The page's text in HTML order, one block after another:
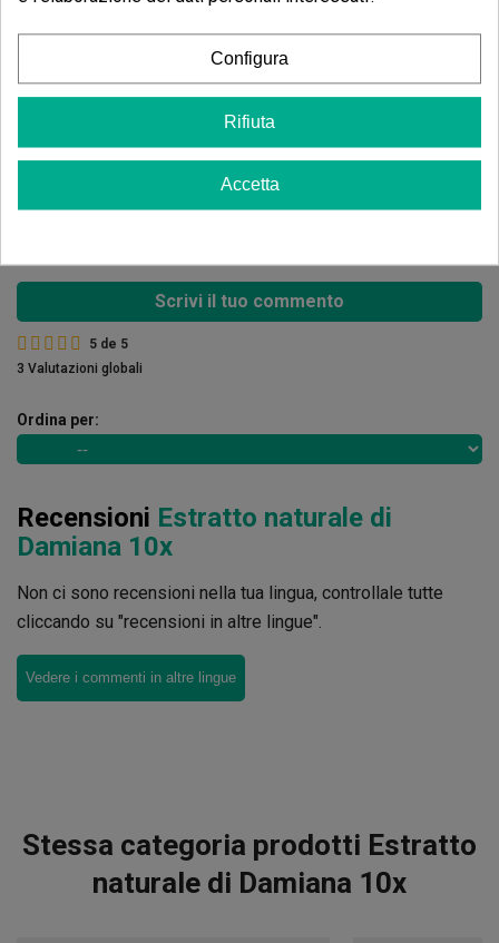
5 estrelle
100.00%
2 estrelle
0.00%
Scrivi il tuo commento
5 de 5
3 Valutazioni globali
Ordina per:
Recensioni Estratto naturale di
Damiana 10x
Non ci sono recensioni nella tua lingua, controllale tutte
cliccando su "recensioni in altre lingue".
Vedere i commenti in altre lingue
Stessa categoria prodotti Estratto
naturale di Damiana 10x
Configura
Rifiuta
Accetta